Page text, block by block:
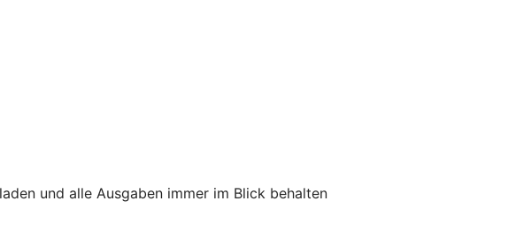
und alle Ausgaben immer im Blick behalten